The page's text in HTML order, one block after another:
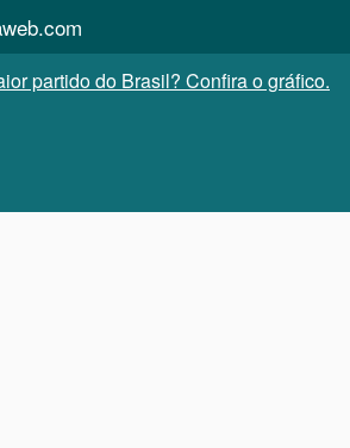
partido do Brasil? Confira o gráfico.